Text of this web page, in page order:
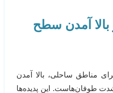
بالا آمدن سطح
مناطق ساحلی، بالا آمدن
طوفان‌هاست. این پدیده‌ها